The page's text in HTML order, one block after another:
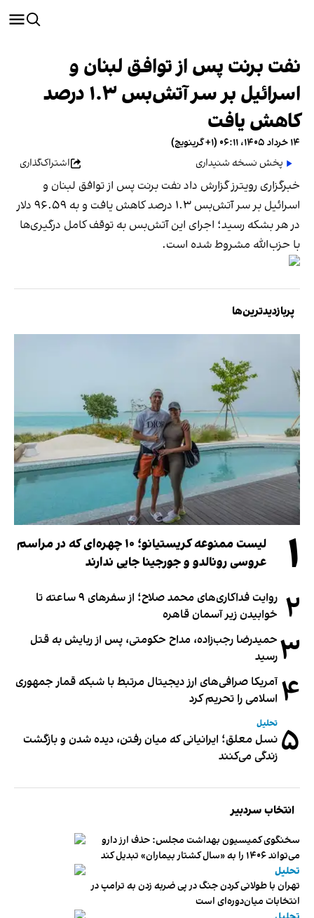
نفت برنت پس از توافق لبنان و
اسرائیل بر سر آتش‌بس ۱.۳ درصد
کاهش یافت
۱۴ خرداد ۱۴۰۵، ۰۶:۱۱ (‎+۱ گرینویچ)
پخش نسخه شنیداری
اشتراک‌گذاری
خبرگزاری رویترز گزارش داد نفت برنت پس از توافق لبنان و
اسرائیل بر سر آتش‌بس ۱.۳ درصد کاهش یافت و به ۹۶.۵۹ دلار
در هر بشکه رسید؛ اجرای این آتش‌بس به توقف کامل درگیری‌ها
با حزب‌الله مشروط شده است.
پربازدیدترین‌ها
۱
لیست ممنوعه کریستیانو؛ ۱۰ چهره‌ای که در مراسم
عروسی رونالدو و جورجینا جایی ندارند
۲
روایت فداکاری‌های محمد صلاح؛ از سفرهای ۹ ساعته تا
خوابیدن زیر آسمان قاهره
۳ حمیدرضا رجب‌زاده، مداح حکومتی، پس از ربایش به قتل
رسید
۴ آمریکا صرافی‌های ارز دیجیتال مرتبط با شبکه قمار جمهوری
اسلامی را تحریم کرد
۵ تحلیل
نسل معلق؛ ایرانیانی که میان رفتن، دیده شدن و بازگشت
زندگی می‌کنند
انتخاب سردبیر
سخنگوی کمیسیون بهداشت مجلس: حذف ارز دارو
می‌تواند ۱۴۰۶ را به «سال کشتار بیماران» تبدیل کند
تحلیل
تهران با طولانی کردن جنگ در پی ضربه زدن به ترامپ در
انتخابات میان‌دوره‌ای است